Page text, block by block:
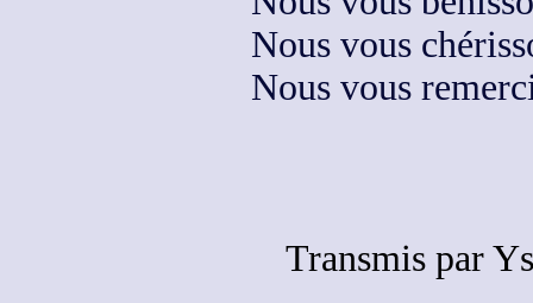
Nous vous
Nous vous
Transmis par